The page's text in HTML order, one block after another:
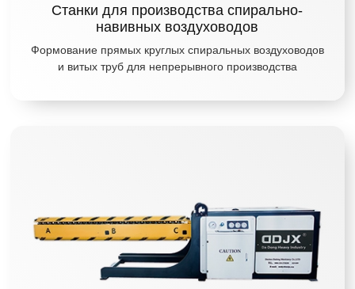
Станки для производства спирально-
навивных воздуховодов
Формование прямых круглых спиральных воздуховодов
и витых труб для непрерывного производства